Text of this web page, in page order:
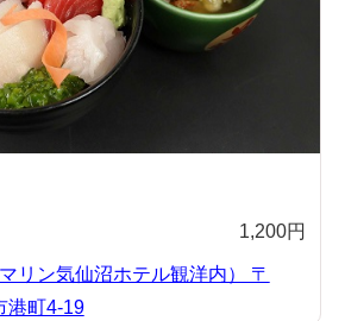
1,200円
リン気仙沼ホテル観洋内） 〒
港町4-19